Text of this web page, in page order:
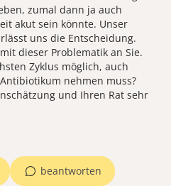
zumal dann ja auch
akut sein könnte. Unser
uns die Entscheidung.
dieser Problematik an Sie.
Zyklus möglich, auch
nehmen muss?
und Ihren Rat sehr
beantworten